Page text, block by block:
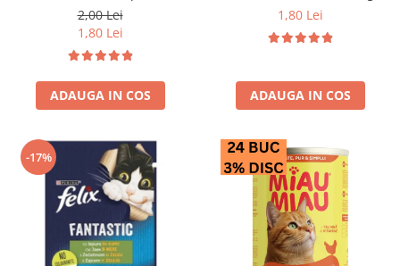
85 gr
2,00 Lei
1,80 Lei
ADAUGA IN COS
1,80 Lei
ADAUGA IN COS
-17%